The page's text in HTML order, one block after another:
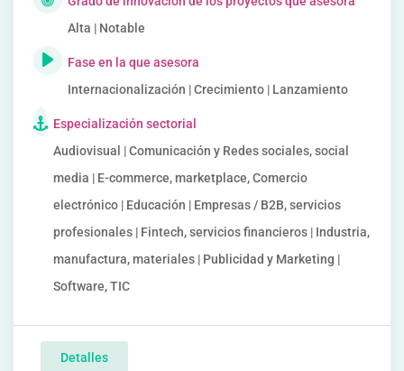
Alta | Notable
Fase en la que asesora
Internacionalización | Crecimiento | Lanzamiento
Especialización sectorial
Audiovisual | Comunicación y Redes sociales, social
media | E-commerce, marketplace, Comercio
electrónico | Educación | Empresas / B2B, servicios
profesionales | Fintech, servicios financieros | Industria,
manufactura, materiales | Publicidad y Marketing |
Software, TIC
Detalles